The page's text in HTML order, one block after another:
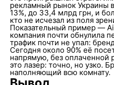
рекламный рынок Украины
13%, до 33,4 млрд грн, и
кто не исчезал из поля
Показательный пример —
компания почти обнулила
трафик почти не упал:
Сегодня около 90% её
напрямую, без
это лазер: точно, но узко.
наполняющий всю комнату.